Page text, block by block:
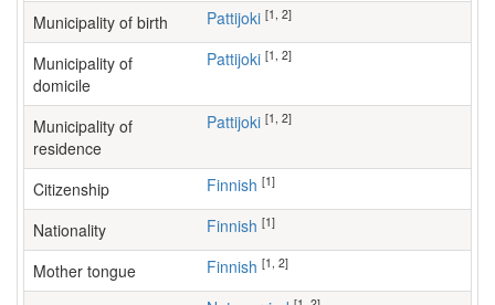
Municipality of birth Pattijoki [1, 2]
Municipality of
domicile
Pattijoki [1, 2]
Municipality of
residence
Pattijoki [1, 2]
Citizenship Finnish [1]
Nationality Finnish [1]
Mother tongue Finnish [1, 2]